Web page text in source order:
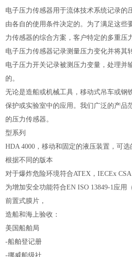
电子压力传感器用于流体技术系统记录的
由各自的使用条件决定的。为了满足这些
力传感器的综合方案，客户特定的多重压
电子压力传感器记录测量压力变化并将其
电子压力开关记录被测压力变量，处理并
的。
无论是造船或机械工具，移动式吊车或钢
保护或实验室中的应用。我们广泛的产品
的压力传感器。
型系列
HDA 4000，移动和固定的液压装置，可选
根据不同的版本
对于爆炸危险环境符合ATEX，IECEx CSA
为增加安全功能符合EN ISO 13849-1应用
前置式膜片，
造船和海上验收：
美国船舶局
-船舶登记册
-挪威船级社